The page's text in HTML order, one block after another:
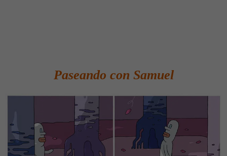
Paseando con Samuel